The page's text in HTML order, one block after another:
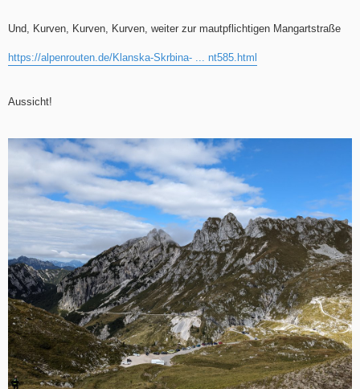
Und, Kurven, Kurven, Kurven, weiter zur mautpflichtigen Mangartstraße
https://alpenrouten.de/Klanska-Skrbina- ... nt585.html
Aussicht!